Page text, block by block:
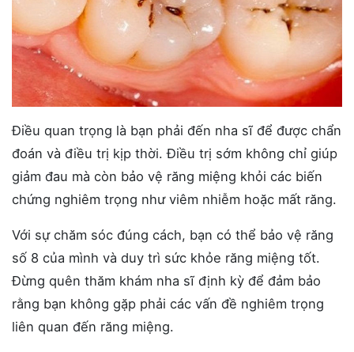
Điều quan trọng là bạn phải đến nha sĩ để được chẩn
đoán và điều trị kịp thời. Điều trị sớm không chỉ giúp
giảm đau mà còn bảo vệ răng miệng khỏi các biến
chứng nghiêm trọng như viêm nhiễm hoặc mất răng.
Với sự chăm sóc đúng cách, bạn có thể bảo vệ răng
số 8 của mình và duy trì sức khỏe răng miệng tốt.
Đừng quên thăm khám nha sĩ định kỳ để đảm bảo
rằng bạn không gặp phải các vấn đề nghiêm trọng
liên quan đến răng miệng.